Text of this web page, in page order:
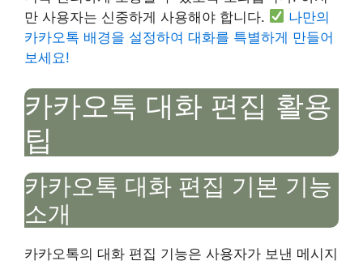
만 사용자는 신중하게 사용해야 합니다.
나만의
카카오톡 배경을 설정하여 대화를 특별하게 만들어
보세요!
카카오톡 대화 편집 활용
팁
카카오톡 대화 편집 기본 기능
소개
카카오톡의 대화 편집 기능은 사용자가 보낸 메시지